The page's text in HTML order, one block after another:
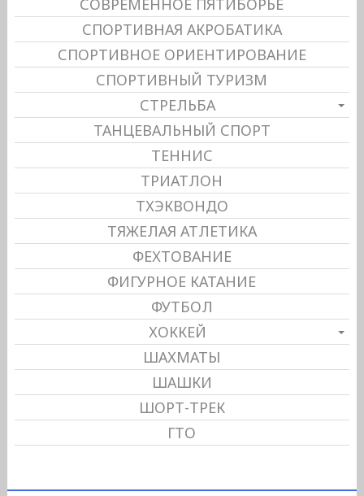
СОВРЕМЕННОЕ ПЯТИБОРЬЕ
СПОРТИВНАЯ АКРОБАТИКА
СПОРТИВНОЕ ОРИЕНТИРОВАНИЕ
СПОРТИВНЫЙ ТУРИЗМ
СТРЕЛЬБА
ТАНЦЕВАЛЬНЫЙ СПОРТ
ТЕННИС
ТРИАТЛОН
ТХЭКВОНДО
ТЯЖЕЛАЯ АТЛЕТИКА
ФЕХТОВАНИЕ
ФИГУРНОЕ КАТАНИЕ
ФУТБОЛ
ХОККЕЙ
ШАХМАТЫ
ШАШКИ
ШОРТ-ТРЕК
ГТО